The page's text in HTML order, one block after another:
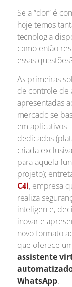
Se a “dor” é
hoje temos
tecnologia
como então
essas questões?
As primeiras
de controle de
apresentadas
mercado se
em aplicativos
dedicados
criada
para aquela
projeto);
C4i, empresa
realiza
inteligente,
inovar e
novo formato
que oferece um
assistente
WhatsApp.